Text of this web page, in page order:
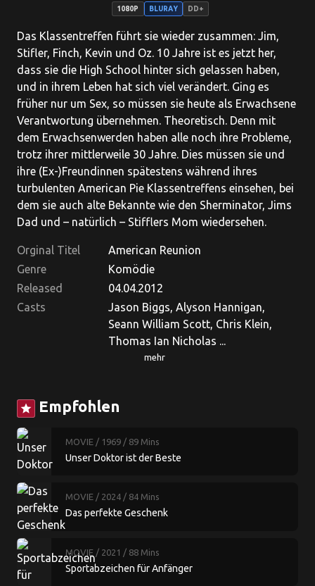
1080P BLURAY DD+
Das Klassentreffen führt sie wieder zusammen: Jim,
Stifler, Finch, Kevin und Oz. 10 Jahre ist es jetzt her,
dass sie die High School hinter sich gelassen haben,
und in ihrem Leben hat sich viel verändert. Ging es
früher nur um Sex, so müssen sie heute als Erwachsene
Verantwortung übernehmen. Theoretisch. Denn mit
dem Erwachsenwerden haben alle noch ihre Probleme,
trotz ihrer mittlerweile 30 Jahre. Dies müssen sie und
ihre (Ex-)Freundinnen spätestens während ihres
turbulenten American Pie Klassentreffens einsehen, bei
dem sie auch alte Bekannte wie den Sherminator, Jims
Dad und – natürlich – Stifflers Mom wiedersehen.
Orginal Titel
American Reunion
Genre
Komödie
Released
04.04.2012
Casts
Jason Biggs, Alyson Hannigan,
Seann William Scott, Chris Klein,
Thomas Ian Nicholas ...
mehr
star Empfohlen
MOVIE / 1969 / 89 Mins
Unser Doktor ist der Beste
MOVIE / 2024 / 84 Mins
Das perfekte Geschenk
MOVIE / 2021 / 88 Mins
Sportabzeichen für Anfänger